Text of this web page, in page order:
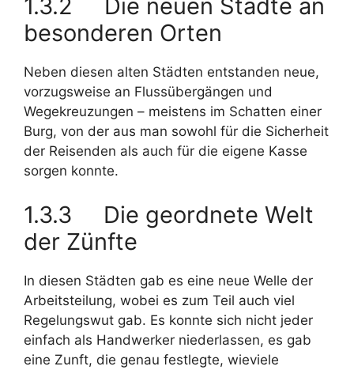
1.3.2 Die neuen Städte an
besonderen Orten
Neben diesen alten Städten entstanden neue,
vorzugsweise an Flussübergängen und
Wegekreuzungen – meistens im Schatten einer
Burg, von der aus man sowohl für die Sicherheit
der Reisenden als auch für die eigene Kasse
sorgen konnte.
1.3.3 Die geordnete Welt
der Zünfte
In diesen Städten gab es eine neue Welle der
Arbeitsteilung, wobei es zum Teil auch viel
Regelungswut gab. Es konnte sich nicht jeder
einfach als Handwerker niederlassen, es gab
eine Zunft, die genau festlegte, wieviele